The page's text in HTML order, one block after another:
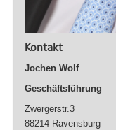
Kontakt
Jochen Wolf
Geschäftsführung
Zwergerstr.3
88214 Ravensburg